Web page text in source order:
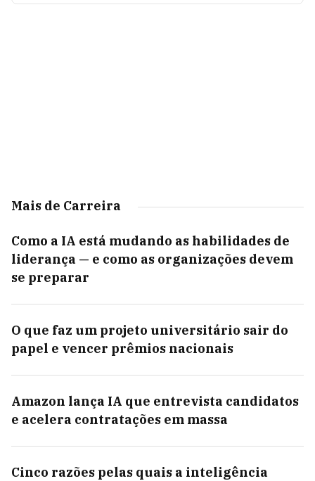
Mais de Carreira
Como a IA está mudando as habilidades de
liderança — e como as organizações devem
se preparar
O que faz um projeto universitário sair do
papel e vencer prêmios nacionais
Amazon lança IA que entrevista candidatos
e acelera contratações em massa
Cinco razões pelas quais a inteligência